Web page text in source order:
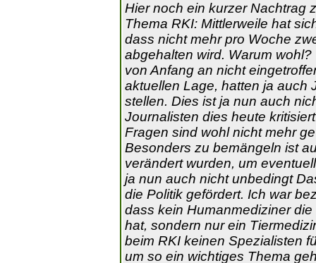
Hier noch ein kurzer Nachtrag
Thema RKI: Mittlerweile hat
dass nicht mehr pro Woche
abgehalten wird. Warum
von Anfang an nicht
aktuellen Lage, hatten ja auch
stellen. Dies ist ja nun auch
Journalisten dies heute
Fragen sind wohl nicht mehr
Besonders zu bemängeln ist
verändert wurden, um
ja nun auch nicht unbedingt
die Politik gefördert. Ich war
dass kein Humanmediziner
hat, sondern nur ein
beim RKI keinen Spezialisten
um so ein wichtiges Thema